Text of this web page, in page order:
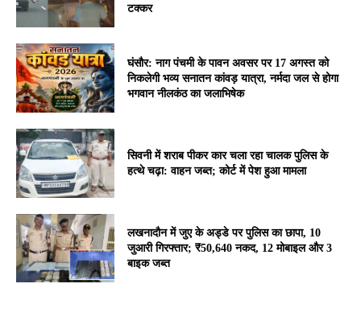
टक्कर
घंसौर: नाग पंचमी के पावन अवसर पर 17 अगस्त को
निकलेगी भव्य सनातन कांवड़ यात्रा, नर्मदा जल से होगा
भगवान नीलकंठ का जलाभिषेक
सिवनी में शराब पीकर कार चला रहा चालक पुलिस के
हत्थे चढ़ा: वाहन जब्त; कोर्ट में पेश हुआ मामला
लखनादौन में जुए के अड्डे पर पुलिस का छापा, 10
जुआरी गिरफ्तार; ₹50,640 नकद, 12 मोबाइल और 3
बाइक जब्त